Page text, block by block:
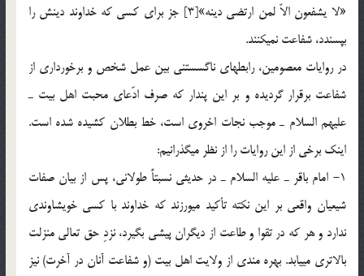
«لا يشفعون الاّ لمن ارتضي دينه»[3] جز براي كسي كه خداوند دينش را
بپسندد، شفاعت نمي‏كنند.
در روايات معصومين، رابطه‏اي ناگسستني بين عمل شخص و برخورداري از
شفاعت برقرار گرديده و بر اين پندار كه صرف ادّعاي محبت اهل بيت ـ
عليهم السلام ـ موجب نجات اخروي است، خط بطلان كشيده شده است.
اينك برخي از اين روايات را از نظر مي‏گذرانيم:
1- امام باقر ـ عليه السلام ـ در حديثي نسبتاً طولاني، پس از بيان صفات
شيعيان واقعي بر اين نكته تأكيد مي‏ورزند كه خداوند با كسي خويشاوندي
ندارد و هر كه در تقوا و طاعت از ديگران پيشي بگيرد، نزدِ حق تعالي منزلت
بالاتري مي‏يابد. بهره مندي از ولايت اهل بيت (و شفاعت آنان در آخرت) نيز